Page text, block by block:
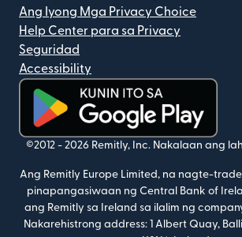
Ang Iyong Mga Privacy Choice
Help Center para sa Privacy
Seguridad
Accessibility
(bubukas sa bagong window)
©2012 - 2026 Remitly, Inc. Nakalaan ang
Ang Remitly Europe Limited, na nagte-
pinapangasiwaan ng Central Bank of
ang Remitly sa Ireland sa ilalim ng
Nakarehistrong address: 1 Albert Quay,